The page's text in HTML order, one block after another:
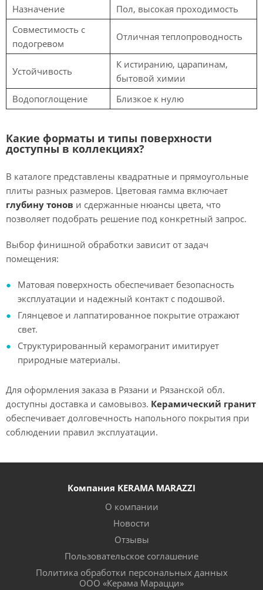
Назначение
Пол, высокая проходимость
Совместимость с
подогревом
Отличная теплопроводность
Устойчивость
К истиранию, царапинам,
бытовой химии
Водопоглощение
Близкое к нулю
Какие форматы и типы поверхности
доступны в коллекциях?
В каталоге представлены квадратные и прямоугольные
плиты разных размеров. Цветовая гамма включает
глубину тонов и сдержанные нюансы цвета, что
позволяет подобрать решение под конкретный запрос.
Выбор финишной обработки зависит от задач
помещения:
Матовая поверхность обеспечивает безопасность
эксплуатации и надежный контакт с подошвой.
Глянцевое и лаппатированное покрытие отражают
свет.
Структурированный керамогранит имитирует
природные материалы.
Для оформления заказа в Рязани и Рязанской обл.
доступны доставка и самовывоз. Керамический гранит
обеспечивает долговечность напольного покрытия при
соблюдении правил эксплуатации.
Компания KERAMA MARAZZI
О компании
Новости
Отзывы
Пользовательское соглашение
Политика обработки персональных данных
ООО «Керама Марацци»